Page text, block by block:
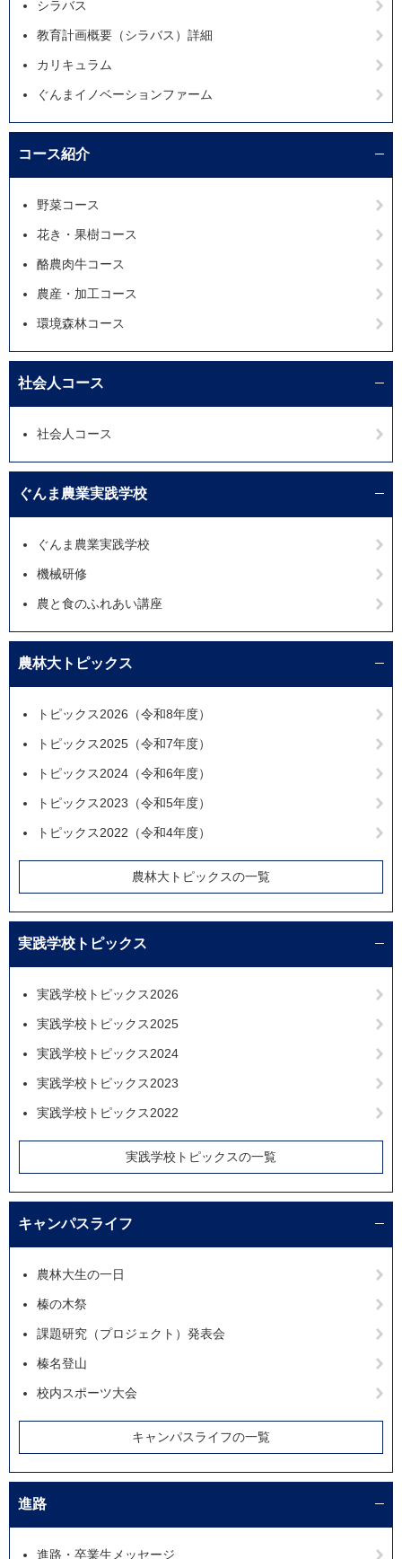
シラバス
教育計画概要（シラバス）詳細
カリキュラム
ぐんまイノベーションファーム
コース紹介
野菜コース
花き・果樹コース
酪農肉牛コース
農産・加工コース
環境森林コース
社会人コース
社会人コース
ぐんま農業実践学校
ぐんま農業実践学校
機械研修
農と食のふれあい講座
農林大トピックス
トピックス2026（令和8年度）
トピックス2025（令和7年度）
トピックス2024（令和6年度）
トピックス2023（令和5年度）
トピックス2022（令和4年度）
農林大トピックスの一覧
実践学校トピックス
実践学校トピックス2026
実践学校トピックス2025
実践学校トピックス2024
実践学校トピックス2023
実践学校トピックス2022
実践学校トピックスの一覧
キャンパスライフ
農林大生の一日
榛の木祭
課題研究（プロジェクト）発表会
榛名登山
校内スポーツ大会
キャンパスライフの一覧
進路
進路・卒業生メッセージ